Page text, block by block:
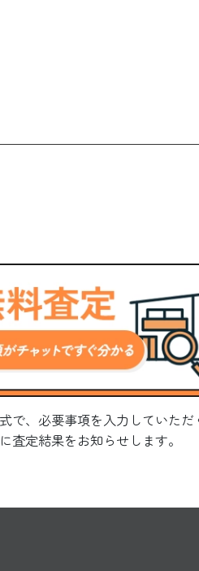
で、必要事項を入力していただ
査定結果をお知らせします。